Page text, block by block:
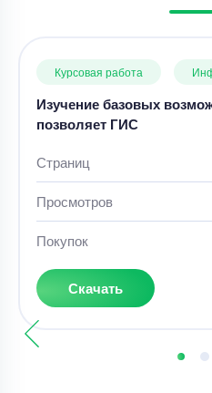
Курсовая работа
Изучение базовых
позволяет ГИС
Страниц
Просмотров
Покупок
Скачать